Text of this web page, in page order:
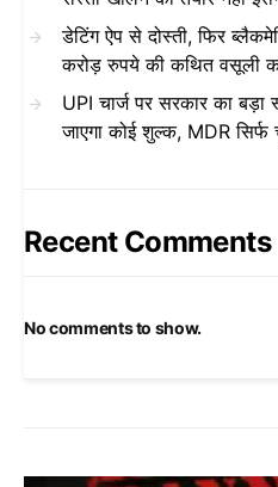
डेटिंग ऐप से दोस्ती, फिर
करोड़ रुपये की कथित वसूली
UPI चार्ज पर सरकार का बड़ा
जाएगा कोई शुल्क, MDR सिर्फ
Recent Comments
No comments to show.